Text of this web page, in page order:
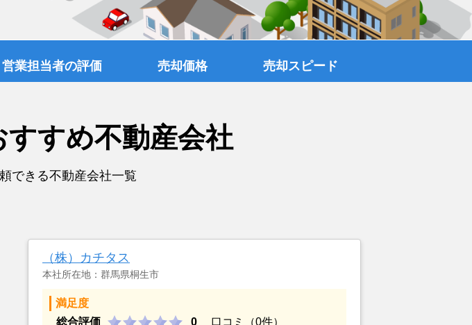
営業担当者の評価 売却価格 売却スピード
すすめ不動産会社
できる不動産会社一覧
（株）カチタス
本社所在地：群馬県桐生市
満足度
総合評価
0 口コミ（0件）